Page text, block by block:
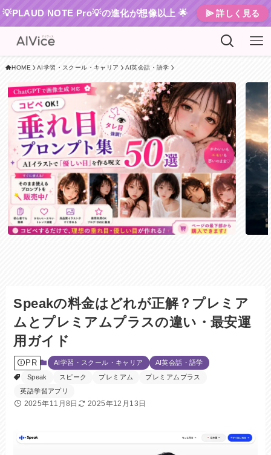
💡PLAUD NOTE Pro💡の進化が想像以上 🌟 ⫸ 詳しく見る
HOME AI学習・スクール・キャリア AI英会話・語学
Speakの料金はどれが正解？プレミア
ムとプレミアムプラスの違い・最安運
用ガイド
PR AI学習・スクール・キャリア
AI英会話・語学
Speak
スピーク プレミアム
プレミアムプラス
英語学習アプリ
2025年11月8日 2025年12月13日